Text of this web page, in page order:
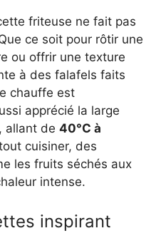
friteuse ne fait pas
ce soit pour rôtir une
ou offrir une texture
à des falafels faits
chauffe est
apprécié la large
allant de 40°C à
cuisiner, des
les fruits séchés aux
intense.
inspirant